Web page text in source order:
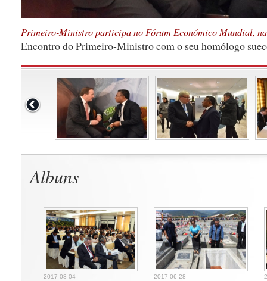
Primeiro-Ministro participa no Fórum Económico Mundial,
Encontro do Primeiro-Ministro com o seu homólogo
Albuns
2017-08-04 2017-06-28